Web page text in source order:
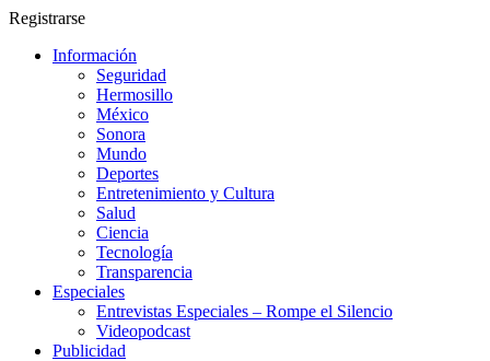
Registrarse
Información
Seguridad
Hermosillo
México
Sonora
Mundo
Deportes
Entretenimiento y Cultura
Salud
Ciencia
Tecnología
Transparencia
Especiales
Entrevistas Especiales – Rompe el Silencio
Videopodcast
Publicidad